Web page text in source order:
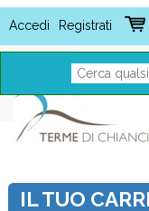
IL TUO